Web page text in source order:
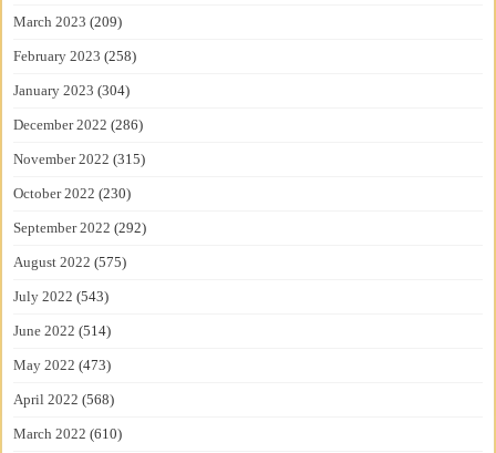
March 2023 (209)
February 2023 (258)
January 2023 (304)
December 2022 (286)
November 2022 (315)
October 2022 (230)
September 2022 (292)
August 2022 (575)
July 2022 (543)
June 2022 (514)
May 2022 (473)
April 2022 (568)
March 2022 (610)